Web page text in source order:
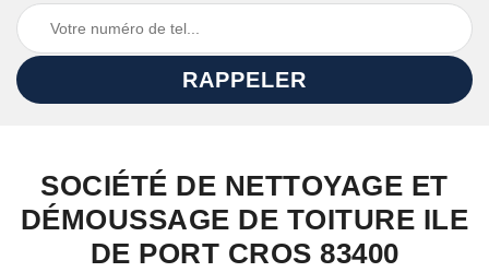
SOCIÉTÉ DE NETTOYAGE ET
DÉMOUSSAGE DE TOITURE ILE
DE PORT CROS 83400